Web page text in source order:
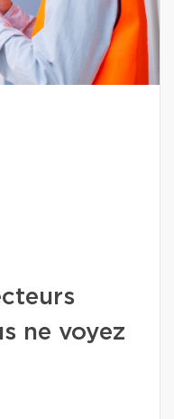
ne voyez